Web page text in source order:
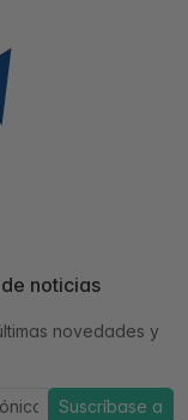
noticias
novedades y
Suscríbase a